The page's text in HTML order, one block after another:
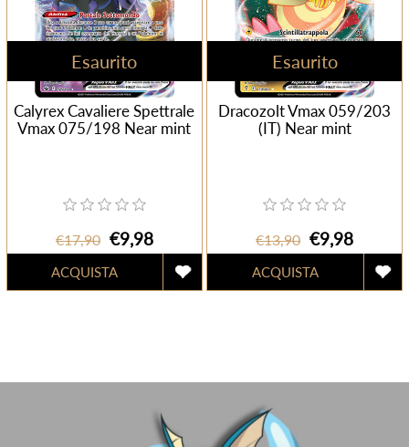
Esaurito
Calyrex Cavaliere Spettrale
Vmax 075/198 Near mint
€17,90 €9,98
Esaurito
Dracozolt Vmax 059/203
(IT) Near mint
€13,90 €9,98